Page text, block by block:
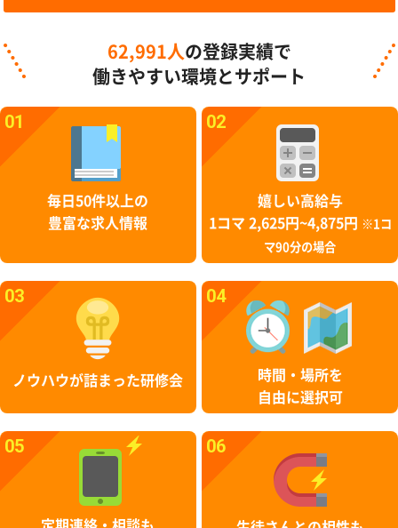
62,991人 の登録実績で
働きやすい環境とサポート
01
毎日50件以上の
豊富な求人情報
02
嬉しい高給与
1コマ 2,625円~4,875円 ※1コ
マ90分の場合
03
ノウハウが詰まった研修会
04
時間・場所を
自由に選択可
05
定期連絡・相談も
06